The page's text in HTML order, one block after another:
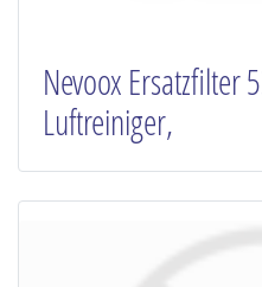
Nevoox Ersatzfilter
Luftreiniger,